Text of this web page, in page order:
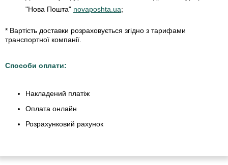
"Нова Пошта" novaposhta.ua;
* Вартість доставки розраховується згідно з тарифами
транспортної компанії.
Способи оплати:
Накладений платіж
Оплата онлайн
Розрахунковий рахунок